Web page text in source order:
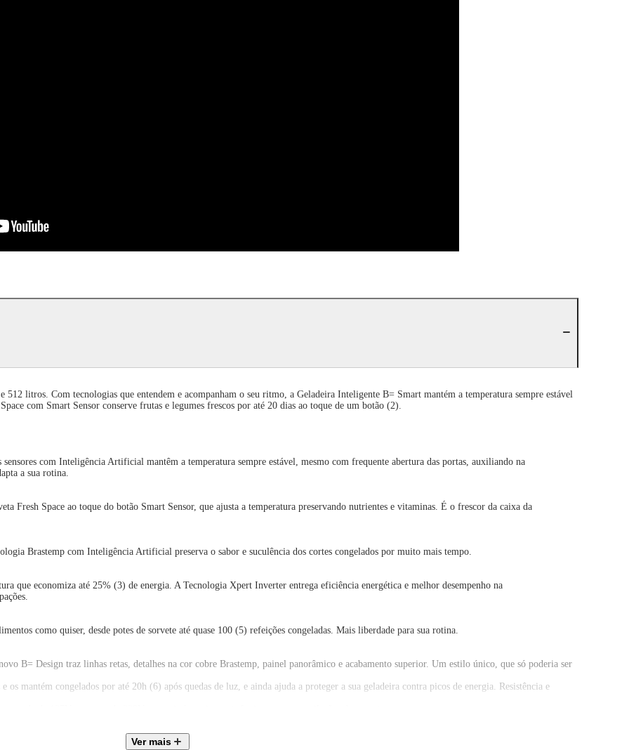
litros. Com tecnologias que entendem e acompanham o seu ritmo, a Geladeira Inteligente B= Smart mantém a temperatura sempre estável
com Smart Sensor conserve frutas e legumes frescos por até 20 dias ao toque de um botão (2).
com Inteligência Artificial mantêm a temperatura sempre estável, mesmo com frequente abertura das portas, auxiliando na
a sua rotina.
Fresh Space ao toque do botão Smart Sensor, que ajusta a temperatura preservando nutrientes e vitaminas. É o frescor da caixa da
Brastemp com Inteligência Artificial preserva o sabor e suculência dos cortes congelados por muito mais tempo.
que economiza até 25% (3) de energia. A Tecnologia Xpert Inverter entrega eficiência energética e melhor desempenho na
como quiser, desde potes de sorvete até quase 100 (5) refeições congeladas. Mais liberdade para sua rotina.
B= Design traz linhas retas, detalhes na cor cobre Brastemp, painel panorâmico e acabamento superior. Um estilo único, que só poderia ser
os mantém congelados por até 20h (6) após quedas de luz, e ainda ajuda a proteger a sua geladeira contra picos de energia. Resistência e
maçã, pêra, kiwi, repolho, chuchu, tomate.
Mínimos de Eficiência Energética - Minimum Energy Performance Standards - MEPS) no padrão INMETRO (Norma IEC 62552-3:2020).
Ver mais